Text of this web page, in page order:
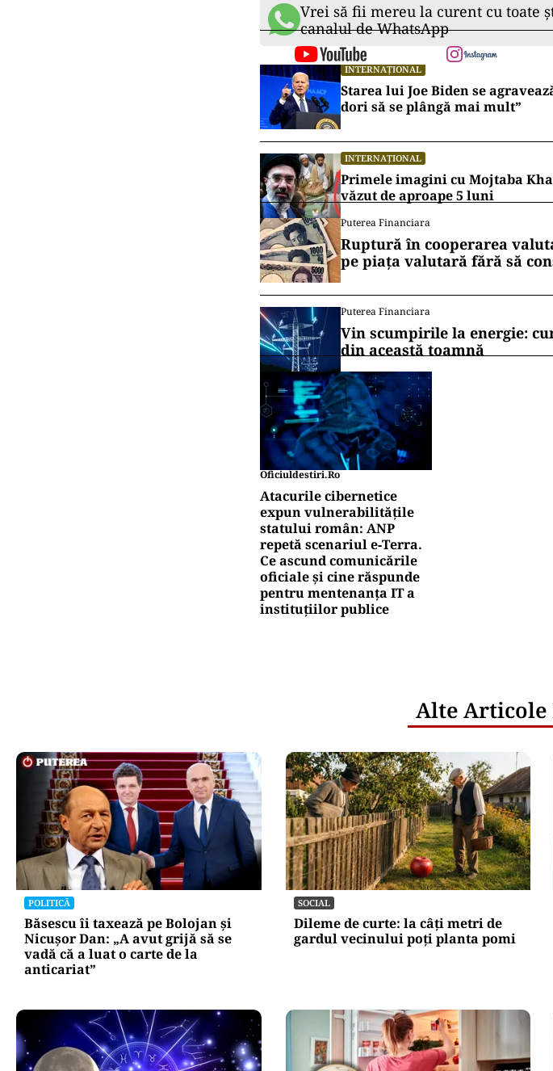
Vrei să fii mereu la curent cu toate
canalul de WhatsApp
INTERNAȚIONAL
Starea lui Joe Biden se
dori să se plângă mai mult”
INTERNAȚIONAL
Primele imagini cu Mojtaba
văzut de aproape 5 luni
Puterea Financiara
Ruptură în cooperarea
pe piața valutară fără să
Puterea Financiara
Vin scumpirile la energie:
din această toamnă
Oficiuldestiri.ro
Atacurile cibernetice
expun vulnerabilitățile
statului român: ANP
repetă scenariul e‑Terra.
Ce ascund comunicările
oficiale și cine răspunde
pentru mentenanța IT a
instituțiilor publice
Alte
POLITICĂ
Băsescu îi taxează pe Bolojan și
Nicușor Dan: „A avut grijă să se
vadă că a luat o carte de la
anticariat”
SOCIAL
Dileme de curte: la câți metri de
gardul vecinului poți planta pomi